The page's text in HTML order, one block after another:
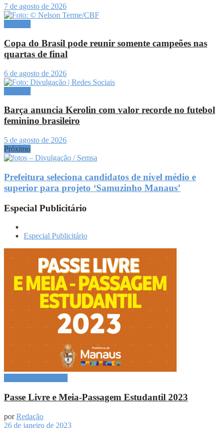
7 de agosto de 2026
Copa do Brasil pode reunir somente campeões nas
quartas de final
6 de agosto de 2026
Barça anuncia Kerolin com valor recorde no futebol
feminino brasileiro
5 de agosto de 2026
Próximo
Prefeitura seleciona candidatos de nível médio e
superior para projeto ‘Samuzinho Manaus’
Especial Publicitário
Especial Publicitário
Passe Livre e Meia-Passagem Estudantil 2023
por Redação
26 de janeiro de 2023